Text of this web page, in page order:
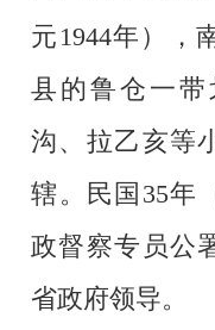
元1944年），
县的鲁仓一
沟、拉乙亥等
辖。民国35年
政督察专员公
省政府领导。